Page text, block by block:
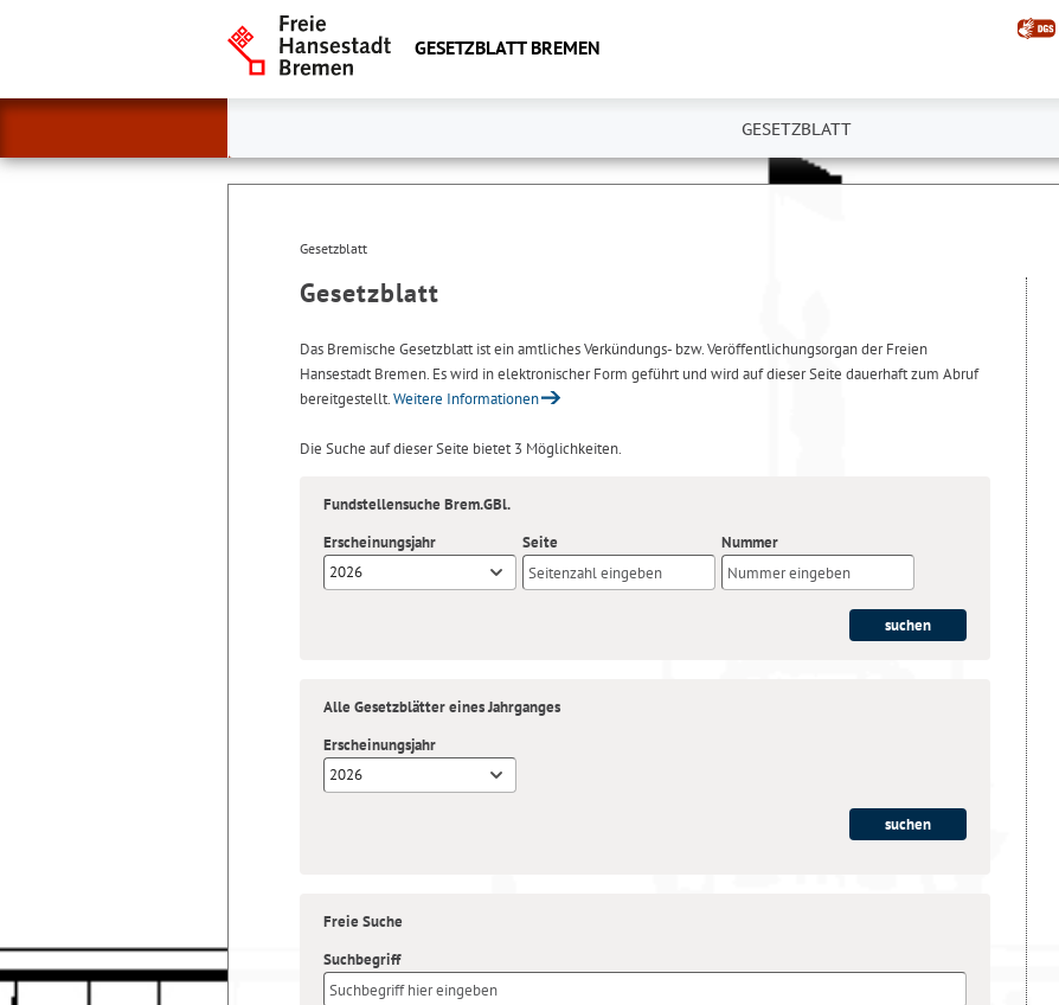
GESETZBLATT BREMEN
GESETZBLATT
Gesetzblatt
Gesetzblatt
Das Bremische Gesetzblatt ist ein amtliches Verkündungs- bzw. Veröffentlichungsorgan der Freien
Hansestadt Bremen. Es wird in elektronischer Form geführt und wird auf dieser Seite dauerhaft zum Abruf
bereitgestellt.Weitere Informationen
Die Suche auf dieser Seite bietet 3 Möglichkeiten.
Fundstellensuche Brem.GBl.
Erscheinungsjahr
2026
Seite Nummer
Alle Gesetzblätter eines Jahrganges
Erscheinungsjahr
2026
Freie Suche
Suchbegriff